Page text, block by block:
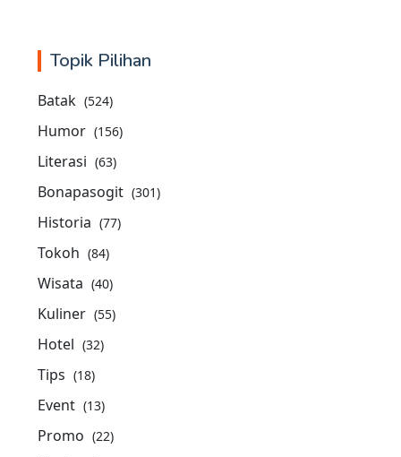
Topik Pilihan
Batak (524)
Humor (156)
Literasi (63)
Bonapasogit (301)
Historia (77)
Tokoh (84)
Wisata (40)
Kuliner (55)
Hotel (32)
Tips (18)
Event (13)
Promo (22)